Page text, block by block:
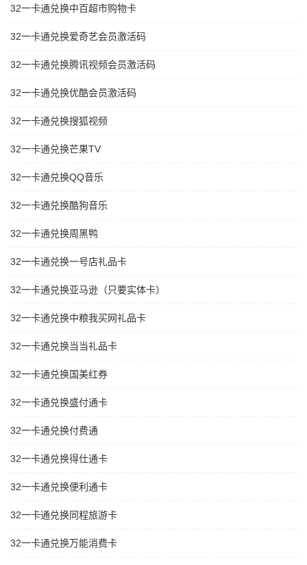
32一卡通兑换中百超市购物卡
32一卡通兑换爱奇艺会员激活码
32一卡通兑换腾讯视频会员激活码
32一卡通兑换优酷会员激活码
32一卡通兑换搜狐视频
32一卡通兑换芒果TV
32一卡通兑换QQ音乐
32一卡通兑换酷狗音乐
32一卡通兑换周黑鸭
32一卡通兑换一号店礼品卡
32一卡通兑换亚马逊（只要实体卡）
32一卡通兑换中粮我买网礼品卡
32一卡通兑换当当礼品卡
32一卡通兑换国美红券
32一卡通兑换盛付通卡
32一卡通兑换付费通
32一卡通兑换得仕通卡
32一卡通兑换便利通卡
32一卡通兑换同程旅游卡
32一卡通兑换万能消费卡